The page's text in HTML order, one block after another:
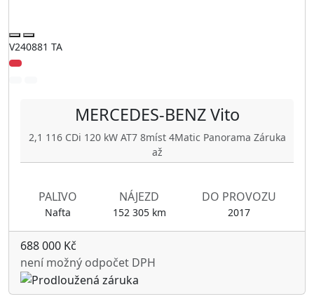
V240881 TA
MERCEDES-BENZVito
2,1 116 CDi 120 kW AT7 8míst 4Matic Panorama Záruka
až
PALIVO
Nafta
NÁJEZD
152 305 km
DO PROVOZU
2017
688 000 Kč
není možný odpočet DPH